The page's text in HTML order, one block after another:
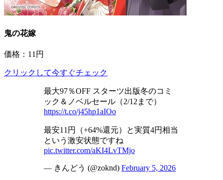
鬼の花嫁
価格：11円
クリックして今すぐチェック
最大97％OFF スターツ出版冬のコミ
ック＆ノベルセール（2/12まで）
https://t.co/j45hp1aIOo
最安11円（+64%還元）と実質4円相当
という激安状態ですね
pic.twitter.com/aKI4LvTMjo
— きんどう (@zoknd) February 5, 2026